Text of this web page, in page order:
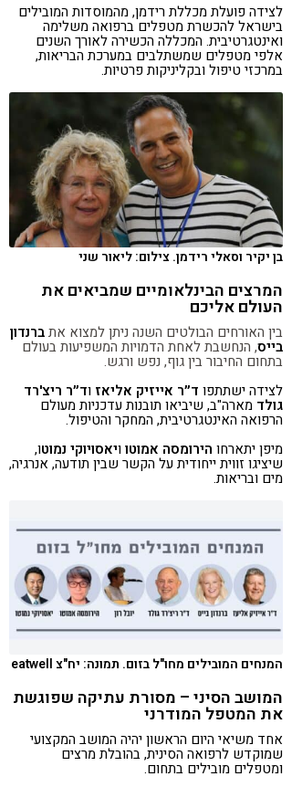
לצידה פועלת מכללת רידמן, מהמוסדות המובילים
בישראל להכשרת מטפלים ברפואה משלימה
ואינטגרטיבית. המכללה הכשירה לאורך השנים
אלפי מטפלים שמשתלבים במערכת הבריאות,
במרכזי טיפול ובקליניקות פרטיות.
בן יקיר וסאלי רידמן. צילום: ליאור שני
המרצים הבינלאומיים שמביאים את
העולם אליכם
בין האורחים הבולטים השנה ניתן למצוא אתברנדון
בייס, הנחשבת לאחת הדמויות המשפיעות בעולם
בתחום החיבור בין גוף, נפש ורגש.
לצידה ישתתפו ד״ר אייזיק אליאז וד״ר ריצ'רד
גולד מארה"ב, שיביאו תובנות עדכניות מעולם
הרפואה האינטגרטיבית, המחקר והטיפול.
מיפן יתארחו הירומסה אמוטוויאסויוקי נמוטו,
שיציגו זווית ייחודית על הקשר שבין תודעה, אנרגיה,
מים ובריאות.
המנחים המובילים מחו"ל בזום. תמונה: יח"צ eatwell
המושב הסיני – מסורת עתיקה שפוגשת
את המטפל המודרני
אחד משיאי היום הראשון יהיה המושב המקצועי
שמוקדש לרפואה הסינית, בהובלת מרצים
ומטפלים מובילים בתחום.